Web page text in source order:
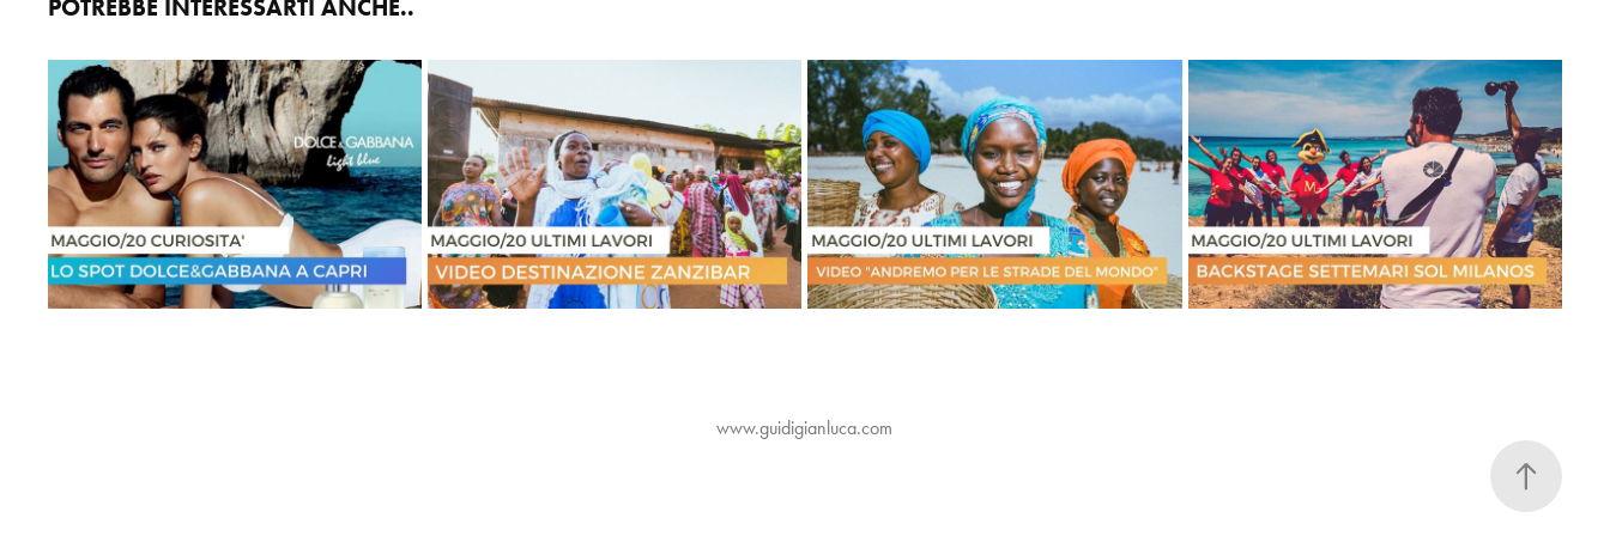
POTREBBE INTERESSARTI ANCHE..
MAGICA CAPRI DESTINAZIONE ZANZIBAR
ANDREMO ANCORA PER LE STRADE DEL
MONDO
SETTEMARI CLUB SOL MILANOS
PIGUINOS
www.guidigianluca.com